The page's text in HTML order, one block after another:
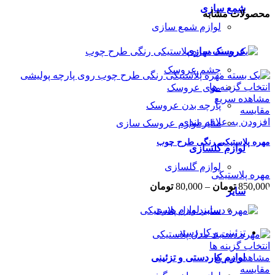
شمع سازی
لوازم شمع سازی
عروسک سازی
چشم عروسک
موی عروسک
پارچه بدن عروسک
سایر لوازم عروسک سازی
لوازم گلسازی
لوازم گلسازی
سایر
سایر لوازم هنری
تزئینی و کاردستی
لوازم کاردستی و تزئینی
محصولات مشابه
انتخاب گزینه ها
مشاهده سریع
مقایسه
افزودن به علاقه مندی
مهره پلاستیکی رنگی طرح چوب
مهره پلاستیکی
850,000 تومان –
80,000 تومان
through
انتخاب گزینه ها
مشاهده سریع
مقایسه